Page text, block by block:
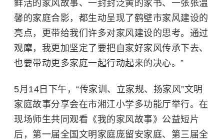
鲜活的家风故事、一封封泛黄的家书、一张张温
馨的家庭合影，都生动呈现了鹤壁市家风建设的
亮点，更带给我们许多对家风建设的思考。通过
观摩，我更加坚定了要把自家好家风传承下去、
也要带动更多家庭一起行动起来的决心。”
5月14日下午，“传家训、立家规、扬家风”文明
家庭故事分享会在市湘江小学多功能厅举行。在
现场师生共同观看《我的家风故事》公益短片
后，第一届全国文明家庭庞留安家庭、第三届全